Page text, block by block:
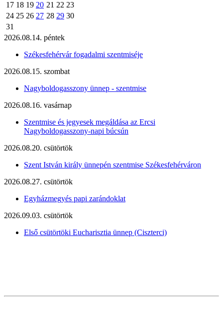
17 18 19 20 21 22 23
24 25 26 27 28 29 30
31
2026.08.14. péntek
Székesfehérvár fogadalmi szentmiséje
2026.08.15. szombat
Nagyboldogasszony ünnep - szentmise
2026.08.16. vasárnap
Szentmise és jegyesek megáldása az Ercsi
Nagyboldogasszony-napi búcsún
2026.08.20. csütörtök
Szent István király ünnepén szentmise Székesfehérváron
2026.08.27. csütörtök
Egyházmegyés papi zarándoklat
2026.09.03. csütörtök
Első csütörtöki Eucharisztia ünnep (Ciszterci)